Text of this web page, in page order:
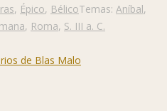
, Épico, BélicoTemas: Aníbal,
, Roma, S. III a. C.